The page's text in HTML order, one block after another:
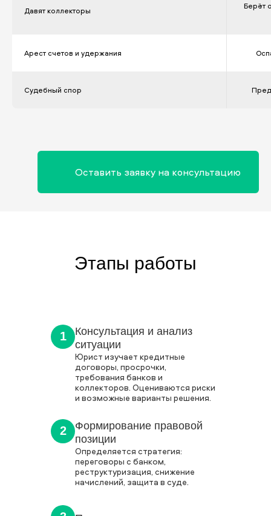
Давят коллекторы
Берёт
Арест счетов и удержания
Судебный спор
Оставить заявку на консультацию
Этапы работы
2
Формирование правовой
позиции
Определяется стратегия:
переговоры с банком,
реструктуризация, снижение
начислений, защита в суде.
1
Консультация и анализ
ситуации
Юрист изучает кредитные
договоры, просрочки,
требования банков и
коллекторов. Оцениваются риски
и возможные варианты решения.